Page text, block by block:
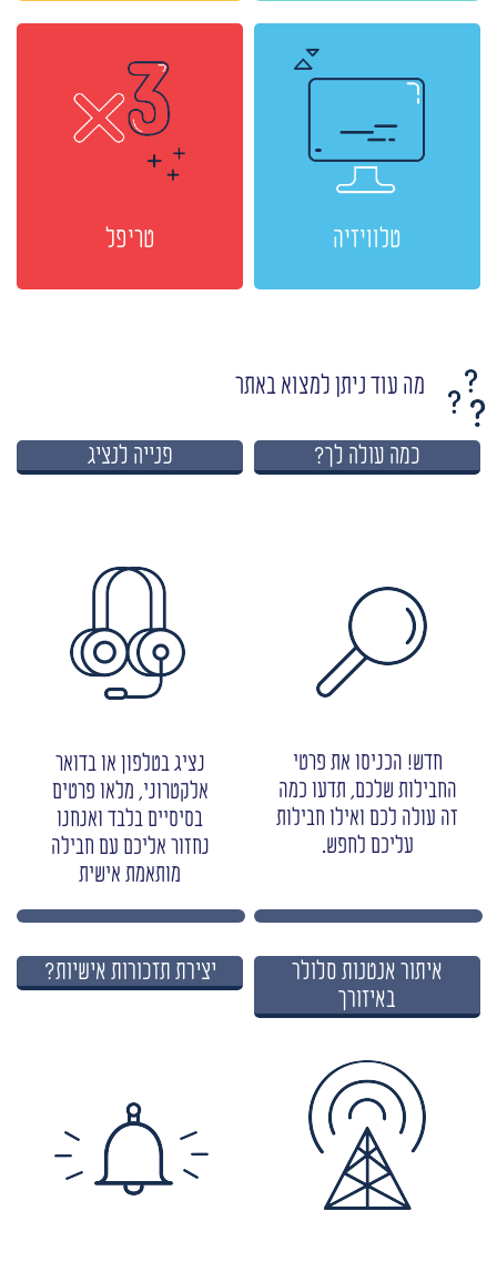
טלוויזיה טריפל
מה עוד ניתן למצוא באתר
כמה עולה לך?
חדש! הכניסו את פרטי
החבילות שלכם, תדעו כמה
זה עולה לכם ואילו חבילות
עליכם לחפש.
פנייה לנציג
נציג בטלפון או בדואר
אלקטרוני, מלאו פרטים
בסיסיים בלבד ואנחנו
נחזור אליכם עם חבילה
מותאמת אישית
איתור אנטנות סלולר
באיזורך
יצירת תזכורות אישיות?